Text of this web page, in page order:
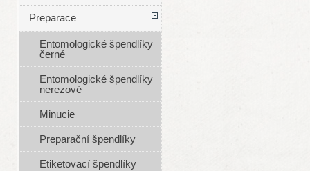
Preparace
Entomologické špendlíky
černé
Entomologické špendlíky
nerezové
Minucie
Preparační špendlíky
Etiketovací špendlíky